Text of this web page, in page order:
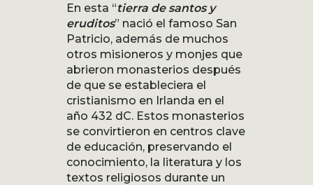
En esta “tierra de santos y
eruditos” nació el famoso San
Patricio, además de muchos
otros misioneros y monjes que
abrieron monasterios después
de que se estableciera el
cristianismo en Irlanda en el
año 432 dC. Estos monasterios
se convirtieron en centros clave
de educación, preservando el
conocimiento, la literatura y los
textos religiosos durante un